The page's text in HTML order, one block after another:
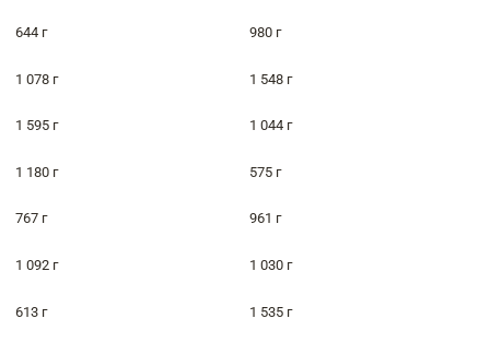
644 г 980 г
1 078 г 1 548 г
1 595 г 1 044 г
1 180 г 575 г
767 г 961 г
1 092 г 1 030 г
613 г 1 535 г